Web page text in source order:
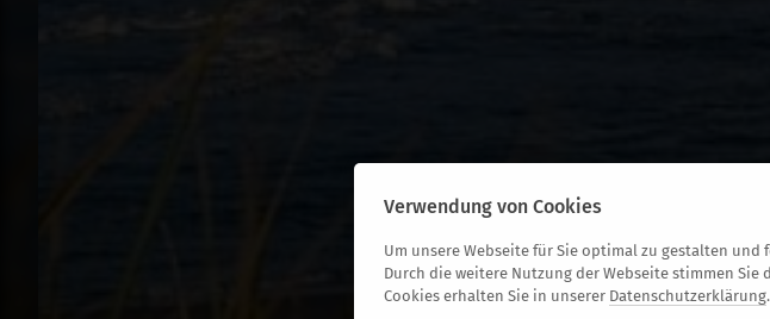
Verwendung von Cookies
Um unsere Webseite für Sie optimal zu gestalten
Durch die weitere Nutzung der Webseite stimmen
Cookies erhalten Sie in unserer Datenschutzerklärung.